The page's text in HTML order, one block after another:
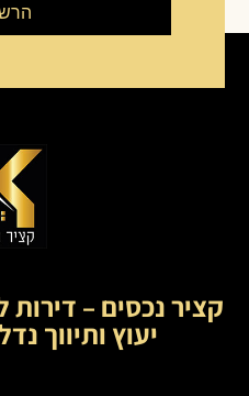
קציר נכסים – דירות
יעוץ ותיווך